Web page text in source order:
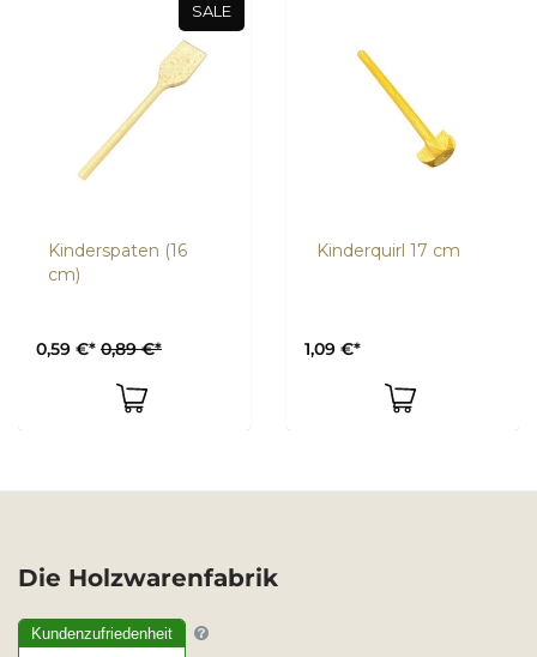
SALE
Kinderspaten (16
cm)
0,59 €* 0,89 €*
Kinderquirl 17 cm
1,09 €*
Die Holzwarenfabrik
Kundenzufriedenheit